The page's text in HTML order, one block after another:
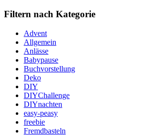
Filtern nach Kategorie
Advent
Allgemein
Anlässe
Babypause
Buchvorstellung
Deko
DIY
DIYChallenge
DIYnachten
easy-peasy
freebie
Fremdbasteln